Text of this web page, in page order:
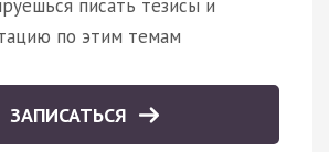
писать тезисы и
по этим темам
ЗАПИСАТЬСЯ